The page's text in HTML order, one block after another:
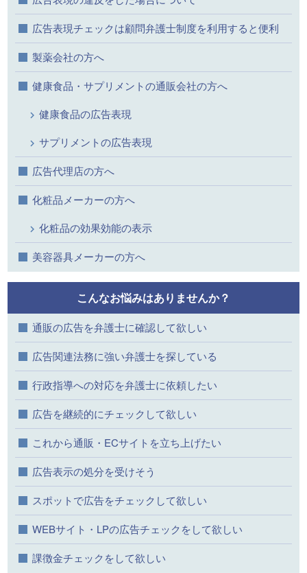
広告表現チェックは顧問弁護士制度を利用すると便利
製薬会社の方へ
健康食品・サプリメントの通販会社の方へ
健康食品の広告表現
サプリメントの広告表現
広告代理店の方へ
化粧品メーカーの方へ
化粧品の効果効能の表示
美容器具メーカーの方へ
こんなお悩みはありませんか？
通販の広告を弁護士に確認して欲しい
広告関連法務に強い弁護士を探している
行政指導への対応を弁護士に依頼したい
広告を継続的にチェックして欲しい
これから通販・ECサイトを立ち上げたい
広告表示の処分を受けそう
スポットで広告をチェックして欲しい
WEBサイト・LPの広告チェックをして欲しい
課徴金チェックをして欲しい